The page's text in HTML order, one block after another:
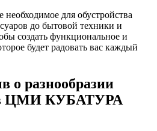
для обустройства
до бытовой техники и
создать функциональное и
будет радовать вас каждый
о разнообразии
в ЦМИ КУБАТУРА